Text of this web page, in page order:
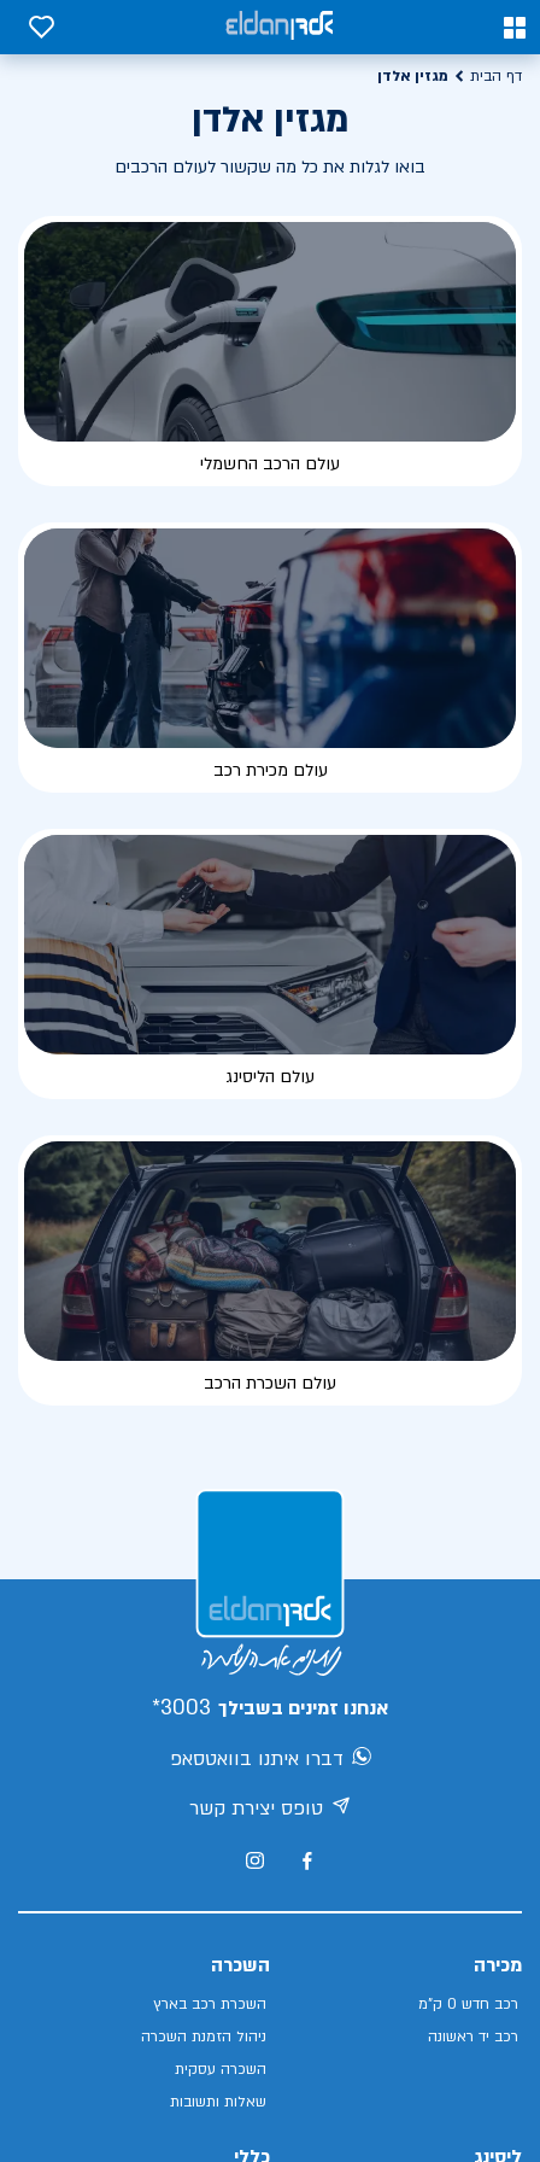
0
0
דף הבית מגזין אלדן
מגזין אלדן
בואו לגלות את כל מה שקשור לעולם הרכבים
עולם הרכב החשמלי
עולם מכירת רכב
עולם הליסינג
עולם השכרת הרכב
אנחנו זמינים בשבילך 3003*
דברו איתנו בוואטסאפ
טופס יצירת קשר
מכירה
רכב חדש 0 ק"מ
רכב יד ראשונה
השכרה
השכרת רכב בארץ
ניהול הזמנת השכרה
השכרה עסקית
שאלות ותשובות
ליסינג כללי